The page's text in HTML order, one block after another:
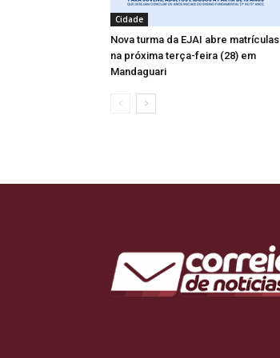
Cidade
Nova turma da EJAI abre matrículas
na próxima terça-feira (28) em
Mandaguari